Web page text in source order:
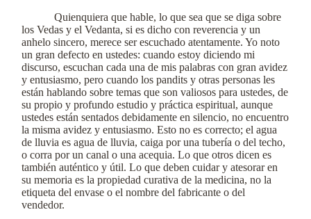
Quienquiera que hable, lo que sea que se diga sobre
los Vedas y el Vedanta, si es dicho con reverencia y un
anhelo sincero, merece ser escuchado atentamente. Yo noto
un gran defecto en ustedes: cuando estoy diciendo mi
discurso, escuchan cada una de mis palabras con gran avidez
y entusiasmo, pero cuando los pandits y otras personas les
están hablando sobre temas que son valiosos para ustedes, de
su propio y profundo estudio y práctica espiritual, aunque
ustedes están sentados debidamente en silencio, no encuentro
la misma avidez y entusiasmo. Esto no es correcto; el agua
de lluvia es agua de lluvia, caiga por una tubería o del techo,
o corra por un canal o una acequia. Lo que otros dicen es
también auténtico y útil. Lo que deben cuidar y atesorar en
su memoria es la propiedad curativa de la medicina, no la
etiqueta del envase o el nombre del fabricante o del
vendedor.